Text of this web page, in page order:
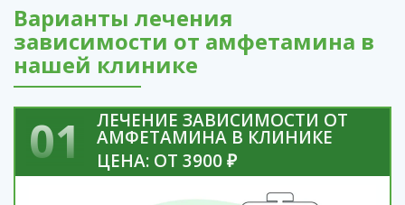
Варианты лечения
зависимости от амфетамина в
нашей клинике
01 ЛЕЧЕНИЕ ЗАВИСИМОСТИ ОТ
АМФЕТАМИНА В КЛИНИКЕ
ЦЕНА: ОТ 3900 ₽